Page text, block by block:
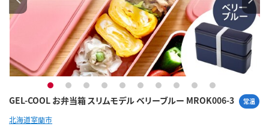
GEL-COOL お弁当箱 スリムモデル ベリーブルー MROK006-3 常温
1 2 3 4 5 6 7 8 9 10
北海道室蘭市